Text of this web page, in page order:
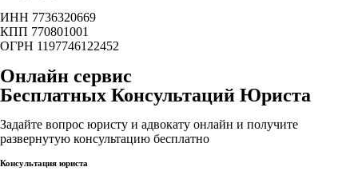
ИНН 7736320669
КПП 770801001
ОГРН 1197746122452
Онлайн сервис
Бесплатных Консультаций Юриста
Задайте вопрос юристу и адвокату онлайн и получите
развернутую консультацию бесплатно
Консультация юриста